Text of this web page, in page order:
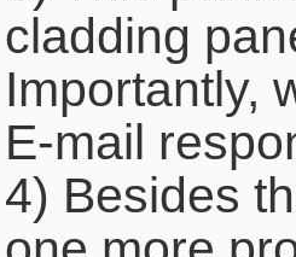
cladding
Importantly,
E-mail
4) Besides